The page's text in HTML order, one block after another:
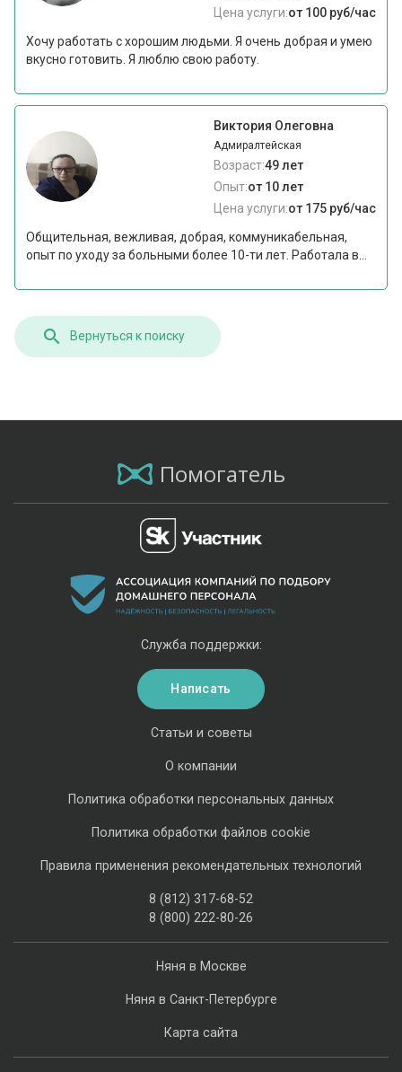
Цена услуги:от 100 руб/час
Хочу работать с хорошим людьми. Я очень добрая и умею
вкусно готовить. Я люблю свою работу.
Виктория Олеговна
Адмиралтейская
Возраст:49 лет
Опыт:от 10 лет
Цена услуги:от 175 руб/час
Общительная, вежливая, добрая, коммуникабельная,
опыт по уходу за больными более 10-ти лет. Работала в...
Вернуться к поиску
Помогатель
Няня в Москве
Няня в Санкт-Петербурге
Карта сайта
Статьи и советы
О компании
Политика обработки персональных данных
Политика обработки файлов cookie
Правила применения рекомендательных технологий
8 (812) 317-68-52
8 (800) 222-80-26
Служба поддержки:
Написать